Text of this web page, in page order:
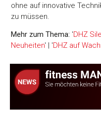
ohne auf innovative
zu müssen.
Mehr zum Thema: 'DHZ
Neuheiten' | 'DHZ auf